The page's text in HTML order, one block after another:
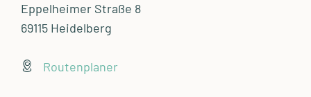
Eppelheimer Straße 8
69115 Heidelberg
Routenplaner